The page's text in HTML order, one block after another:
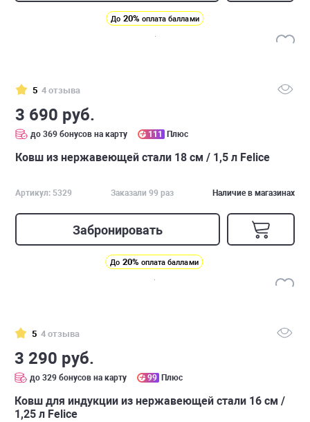
До 20% оплата баллами
5 4 отзыва
3 690 руб.
до 369 бонусов на карту 111 Плюс
Ковш из нержавеющей стали 18 см / 1,5 л Felice
Артикул: 5329 Заказали 99 раз Наличие в магазинах
Забронировать
До 20% оплата баллами
5 4 отзыва
3 290 руб.
до 329 бонусов на карту 99 Плюс
Ковш для индукции из нержавеющей стали 16 см /
1,25 л Felice